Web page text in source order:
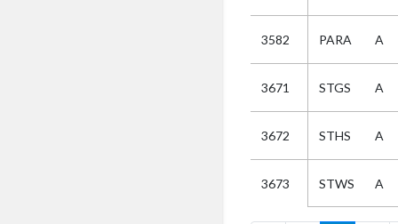
3582 PARA A
3671 STGS A
3672 STHS A
3673 STWS A